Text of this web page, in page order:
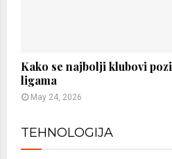
Kako se najbolji klubovi
ligama
May 24, 2026
TEHNOLOGIJA